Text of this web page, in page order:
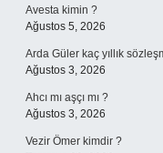
Avesta kimin ?
Ağustos 5, 2026
Arda Güler kaç yıllık
Ağustos 3, 2026
Ahcı mı aşçı mı ?
Ağustos 3, 2026
Vezir Ömer kimdir ?